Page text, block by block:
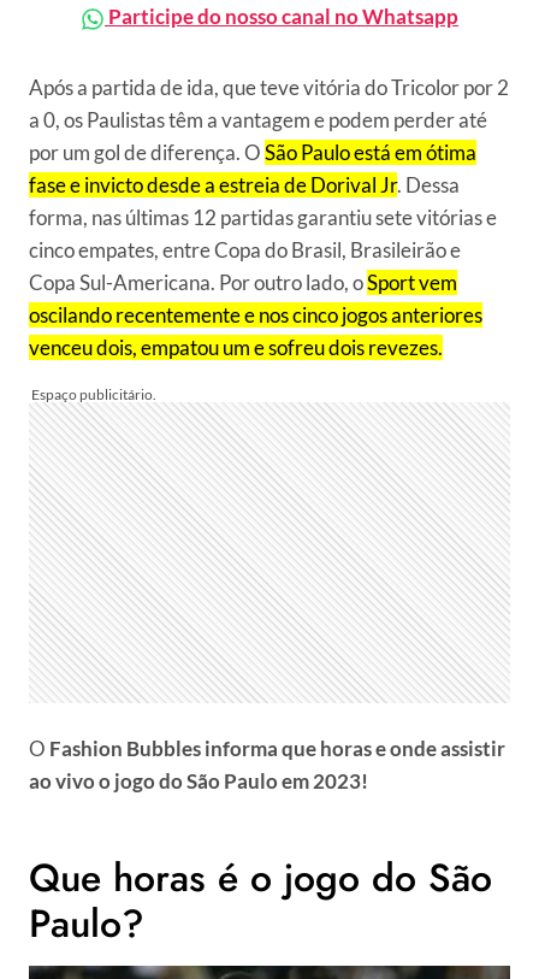
Participe do nosso canal no Whatsapp
Após a partida de ida, que teve vitória do Tricolor por 2
a 0, os Paulistas têm a vantagem e podem perder até
por um gol de diferença. OSão Paulo está em ótima
fase e invicto desde a estreia de Dorival Jr. Dessa
forma, nas últimas 12 partidas garantiu sete vitórias e
cinco empates, entre Copa do Brasil, Brasileirão e
Copa Sul-Americana. Por outro lado, oSport vem
oscilando recentemente e nos cinco jogos anteriores
venceu dois, empatou um e sofreu dois revezes.
O Fashion Bubbles informa que horas e onde assistir
ao vivo o jogo do São Paulo em 2023!
Que horas é o jogo do São
Paulo?